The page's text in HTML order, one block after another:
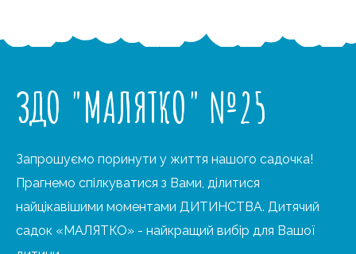
ЗДО "МАЛЯТКО" №25
Запрошуємо поринути у життя нашого садочка!
Прагнемо спілкуватися з Вами, ділитися
найцікавішими моментами ДИТИНСТВА. Дитячий
садок «МАЛЯТКО» - найкращий вибір для Вашої